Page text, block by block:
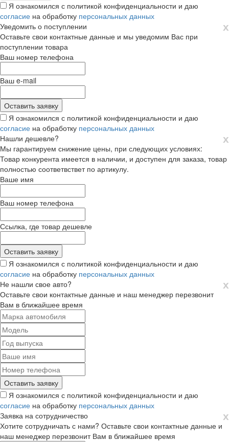
Я ознакомился с политикой конфиденциальности и даю
согласие на обработку персональных данных
х
Уведомить о поступлении
Оставьте свои контактные данные и мы уведомим Вас при
поступлении товара
Ваш номер телефона
Ваш e-mail
Я ознакомился с политикой конфиденциальности и даю
согласие на обработку персональных данных
х
Нашли дешевле?
Мы гарантируем снижение цены, при следующих условиях:
Товар конкурента имеется в наличии, и доступен для заказа, товар
полностью соответвствет по артикулу.
Ваше имя
Ваш номер телефона
Ссылка, где товар дешевле
Я ознакомился с политикой конфиденциальности и даю
согласие на обработку персональных данных
х
Не нашли свое авто?
Оставьте свои контактные данные и наш менеджер перезвонит
Вам в ближайшее время
Я ознакомился с политикой конфиденциальности и даю
согласие на обработку персональных данных
х
Заявка на сотрудничество
Хотите сотрудничать с нами? Оставьте свои контактные данные и
наш менеджер перезвонит Вам в ближайшее время